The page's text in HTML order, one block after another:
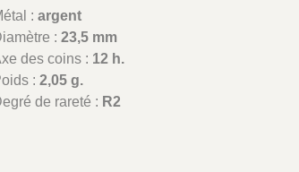
:argent
:23,5 mm
des coins : 12 h.
:2,05 g.
de rareté : R2